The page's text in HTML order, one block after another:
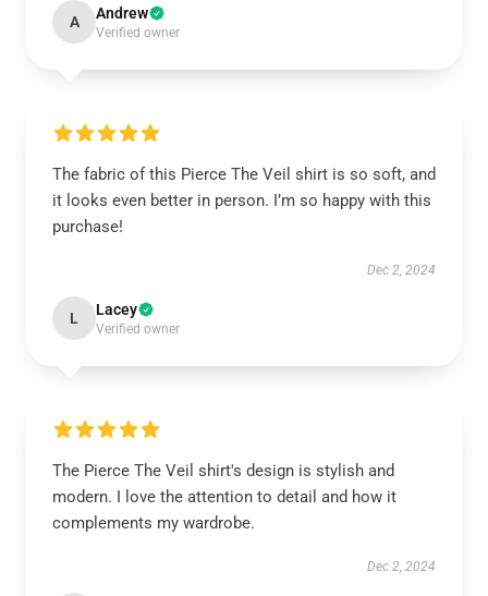
A Andrew
Verified owner
The fabric of this Pierce The Veil shirt is so soft, and
it looks even better in person. I’m so happy with this
purchase!
Dec 2, 2024
L Lacey
Verified owner
The Pierce The Veil shirt's design is stylish and
modern. I love the attention to detail and how it
complements my wardrobe.
Dec 2, 2024